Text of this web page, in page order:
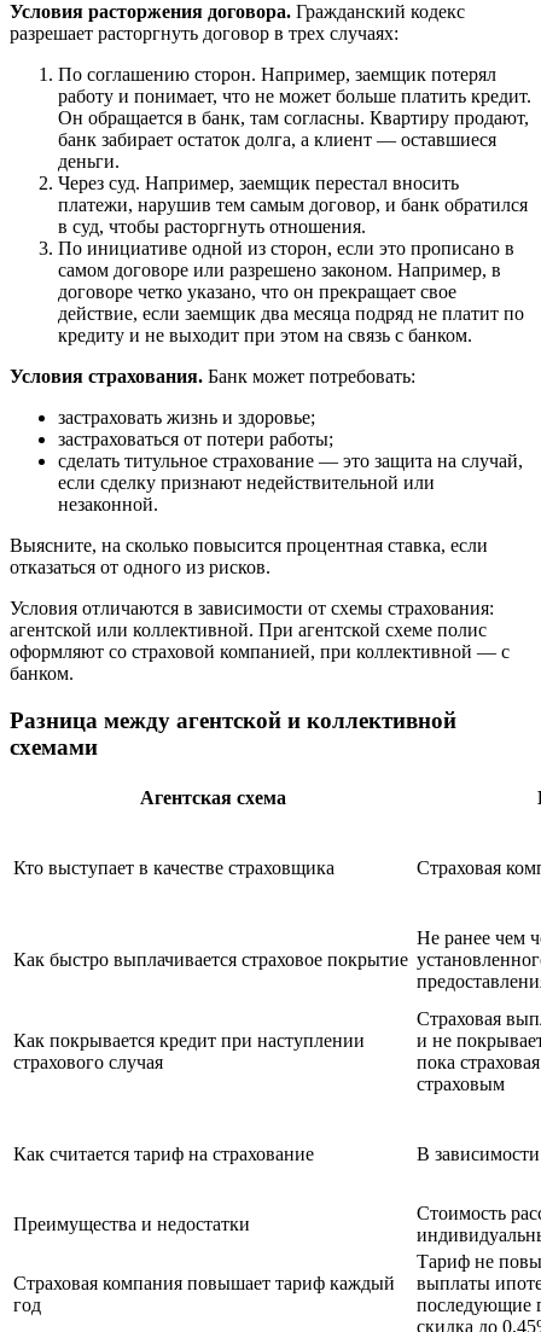
Условия расторжения договора. Гражданский кодекс
разрешает расторгнуть договор в трех случаях:
По соглашению сторон. Например, заемщик потерял
работу и понимает, что не может больше платить кредит.
Он обращается в банк, там согласны. Квартиру продают,
банк забирает остаток долга, а клиент — оставшиеся
деньги.
Через суд. Например, заемщик перестал вносить
платежи, нарушив тем самым договор, и банк обратился
в суд, чтобы расторгнуть отношения.
По инициативе одной из сторон, если это прописано в
самом договоре или разрешено законом. Например, в
договоре четко указано, что он прекращает свое
действие, если заемщик два месяца подряд не платит по
кредиту и не выходит при этом на связь с банком.
Условия страхования. Банк может потребовать:
застраховать жизнь и здоровье;
застраховаться от потери работы;
сделать титульное страхование — это защита на случай,
если сделку признают недействительной или
незаконной.
Выясните, на сколько повысится процентная ставка, если
отказаться от одного из рисков.
Условия отличаются в зависимости от схемы страхования:
агентской или коллективной. При агентской схеме полис
оформляют со страховой компанией, при коллективной — с
банком.
Разница между агентской и коллективной
схемами
Агентская схема
Кто выступает в качестве страховщика Страховая
Как быстро выплачивается страховое покрытие
Не ранее чем
Как покрывается кредит при наступлении
страхового случая
Страховая
и не
пока
страховым
Как считается тариф на страхование В
Преимущества и недостатки
Стоимость
Страховая компания повышает тариф каждый
год
Тариф не
выплаты
последующие
скидка до